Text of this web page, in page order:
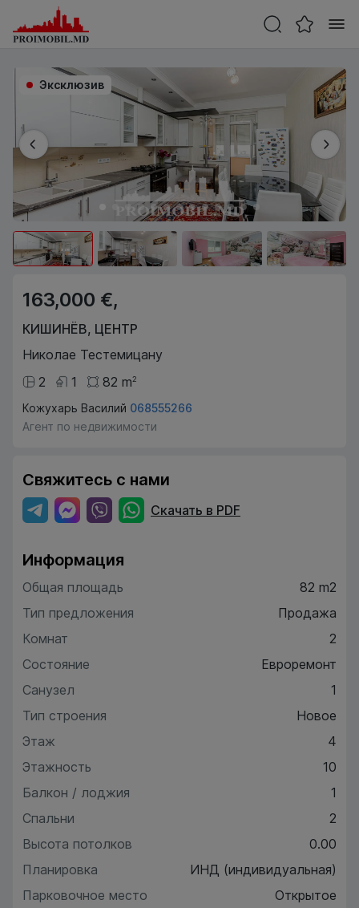
Эксклюзив
163,000 €,
КИШИНЁВ, ЦЕНТР
Николае Тестемицану
2
1 82 m2
Кожухарь Василий 068555266
Агент по недвижимости
Свяжитесь с нами
Скачать в PDF
Информация
Общая площадь
82 m2
Тип предложения
Продажа
Комнат
2
Состояние
Евроремонт
Санузел
1
Тип строения
Новое
Этаж
4
Этажность
10
Балкон / лоджия
1
Спальни
2
Высота потолков
0.00
Планировка
ИНД (индивидуальная)
Парковочное место
Открытое